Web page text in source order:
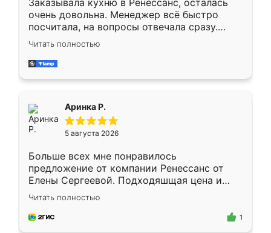
Заказывала кухню в Ренессанс, осталась
очень довольна. Менеджер всё быстро
посчитала, на вопросы отвечала сразу.
Замерщик приехал в субботу, подошёл к
делу со всей ответственностью. Собрали
за день, ребята работали аккуратно, даже
Читать полностью
Аринка Р.
5 августа 2026
Больше всех мне понравилось
предложение от компании Ренессанс от
Елены Сергеевой. Подходяшщая цена и
короткие сроки изготовления. Приехавший
для замера сотрудник Владислав
предложил по моему эскизу самый
Читать полностью
1